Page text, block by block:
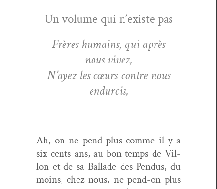
Un vol­ume qui n’existe pas
Frères humains, qui après
nous vivez,
N’ayez les cœurs con­tre nous
endurcis,
Ah, on ne pend plus comme il y a
six cents ans, au bon temps de Vil­
lon et de sa Bal­lade des Pen­dus, du
moins, chez nous, ne pend-on plus